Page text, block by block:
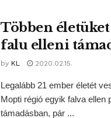
Többen
falu elleni
by KL 2020.02.15.
Legalább 21 ember életét
Mopti régió egyik falva ellen
támadásban, pár ...